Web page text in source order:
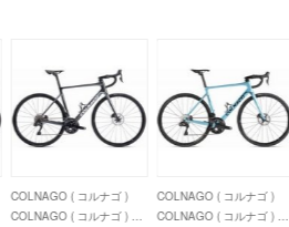
COLNAGO ( コルナゴ )
COLNAGO ( コルナゴ ) ロ
COLNAGO ( コルナゴ )
COLNAGO ( コルナゴ ) ロ